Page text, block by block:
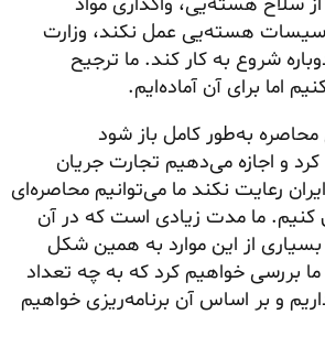
هسته‌یی عمل نکند، وزارت
شروع به کار کند. ما ترجیح
اما برای آن آماده‌ایم.
به‌طور کامل باز شود
و اجازه می‌دهیم تجارت جریان
رعایت نکند ما می‌توانیم محاصره‌ای
کنیم. ما مدت زیادی است که در آن
بسیاری از این موارد به همین شکل
بررسی خواهیم کرد که به چه تعداد
و بر اساس آن برنامه‌ریزی خواهیم